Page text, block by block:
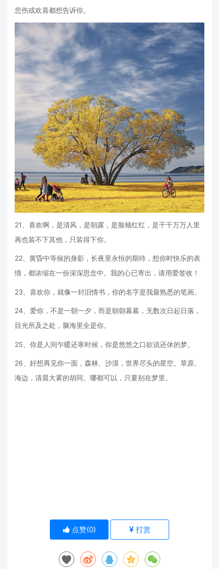
悲伤或欢喜都想告诉你。
21、喜欢啊，是清风，是朝露，是脸颊红红，是千千万万人里
再也装不下其他，只装得下你。
22、黄昏中等候的身影，长夜里永恒的期待，想你时快乐的表
情，都浓缩在一份深深思念中。我的心已寄出，请用爱签收！
23、喜欢你，就像一封旧情书，你的名字是我最熟悉的笔画。
24、爱你，不是一朝一夕，而是朝朝暮暮，无数次日起日落，
目光所及之处，脑海里全是你。
25、你是人间乍暖还寒时候，你是悠悠之口欲说还休的梦。
26、好想再见你一面，森林、沙漠，世界尽头的星空。草原、
海边，清晨大雾的胡同。哪都可以，只要别在梦里。
点赞(0) 打赏